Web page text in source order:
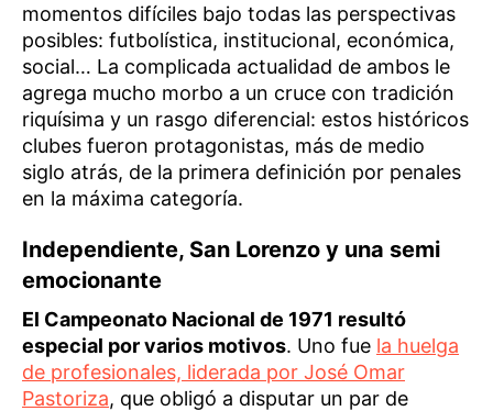
momentos difíciles bajo todas las perspectivas
posibles: futbolística, institucional, económica,
social… La complicada actualidad de ambos le
agrega mucho morbo a un cruce con tradición
riquísima y un rasgo diferencial: estos históricos
clubes fueron protagonistas, más de medio
siglo atrás, de la primera definición por penales
en la máxima categoría.
Independiente, San Lorenzo y una semi
emocionante
El Campeonato Nacional de 1971 resultó
especial por varios motivos. Uno fue la huelga
de profesionales, liderada por José Omar
Pastoriza, que obligó a disputar un par de